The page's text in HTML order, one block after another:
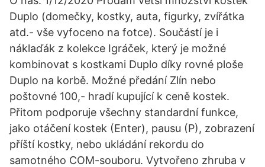
Duplo (domečky, kostky, auta, figurky, zvířátka
atd.- vše vyfoceno na fotce). Součástí je i
náklaďák z kolekce Igráček, který je možné
kombinovat s kostkami Duplo díky rovné ploše
Duplo na korbě. Možné předání Zlín nebo
poštovné 100,- hradí kupující k ceně kostek.
Přitom podporuje všechny standardní funkce,
jako otáčení kostek (Enter), pausu (P), zobrazení
příští kostky, nebo ukládání rekordu do
samotného COM-souboru. Vytvořeno zhruba v